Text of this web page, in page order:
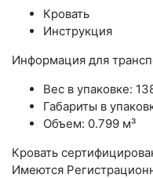
Кровать
Инструкция
Информация для
Вес в упаковке:
Габариты в
Объем: 0.799 м³
Кровать
Имеются